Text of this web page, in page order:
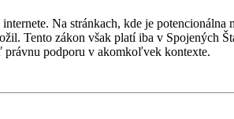
Na stránkach, kde je potencionálna
Tento zákon však platí iba v Spojených
právnu podporu v akomkoľvek kontexte.